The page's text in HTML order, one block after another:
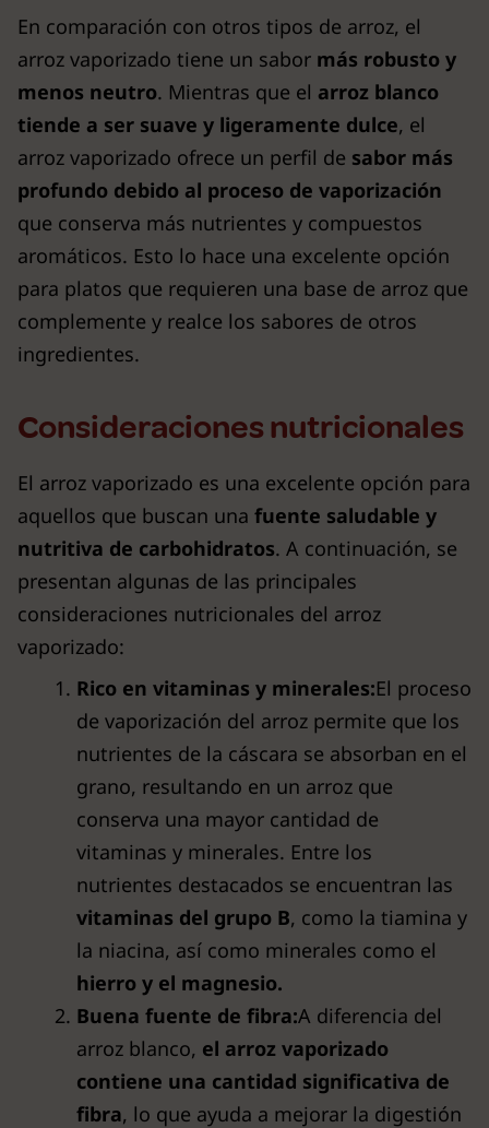
En comparación con otros tipos de arroz, el
arroz vaporizado tiene un sabor más robusto y
menos neutro. Mientras que el arroz blanco
tiende a ser suave y ligeramente dulce, el
arroz vaporizado ofrece un perfil de sabor más
profundo debido al proceso de vaporización
que conserva más nutrientes y compuestos
aromáticos. Esto lo hace una excelente opción
para platos que requieren una base de arroz que
complemente y realce los sabores de otros
ingredientes.
Consideraciones nutricionales
El arroz vaporizado es una excelente opción para
aquellos que buscan una fuente saludable y
nutritiva de carbohidratos. A continuación, se
presentan algunas de las principales
consideraciones nutricionales del arroz
vaporizado:
Rico en vitaminas y minerales:El proceso
de vaporización del arroz permite que los
nutrientes de la cáscara se absorban en el
grano, resultando en un arroz que
conserva una mayor cantidad de
vitaminas y minerales. Entre los
nutrientes destacados se encuentran las
vitaminas del grupo B, como la tiamina y
la niacina, así como minerales como el
hierro y el magnesio.
Buena fuente de fibra:A diferencia del
arroz blanco, el arroz vaporizado
contiene una cantidad significativa de
fibra, lo que ayuda a mejorar la digestión